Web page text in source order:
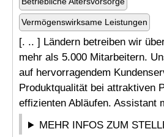
Vermögenswirksame Leistungen
[. .. ] Ländern betreiben wir
mehr als 5.000 Mitarbeitern.
auf hervorragendem
Produktqualität bei attraktiven
effizienten Abläufen. Assistant
MEHR INFOS ZUM